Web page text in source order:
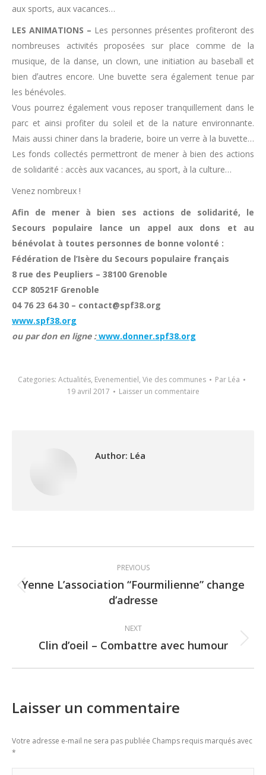
aux sports, aux vacances…
LES ANIMATIONS – Les personnes présentes profiteront des
nombreuses activités proposées sur place comme de la
musique, de la danse, un clown, une initiation au baseball et
bien dʼautres encore. Une buvette sera également tenue par
les bénévoles.
Vous pourrez également vous reposer tranquillement dans le
parc et ainsi profiter du soleil et de la nature environnante.
Mais aussi chiner dans la braderie, boire un verre à la buvette…
Les fonds collectés permettront de mener à bien des actions
de solidarité : accès aux vacances, au sport, à la culture…
Venez nombreux !
Afin de mener à bien ses actions de solidarité, le
Secours populaire lance un appel aux dons et au
bénévolat à toutes personnes de bonne volonté :
Fédération de l’Isère du Secours populaire français
8 rue des Peupliers – 38100 Grenoble
CCP 80521F Grenoble
04 76 23 64 30 – contact@spf38.org
www.spf38.org
ou par don en ligne :www.donner.spf38.org
Categories: Actualités, Evenementiel, Vie des communes Par Léa
19 avril 2017
Laisser un commentaire
Author: Léa
navigation
PREVIOUS
Previous
post:
Yenne L’association “Fourmilienne” change
d’adresse
NEXT
Next
Clin d’oeil – Combattre avec humour
Laisser un commentaire
Votre adresse e-mail ne sera pas publiée Champs requis marqués avec
*